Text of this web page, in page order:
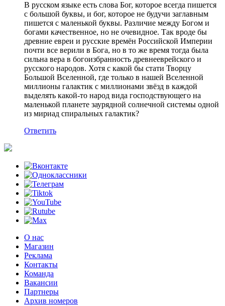
В русском языке есть слова Бог, которое всегда пишется
с большой буквы, и бог, которое не будучи заглавным
пишется с маленькой буквы. Различие между Богом и
богами качественное, но не очевидное. Так вроде бы
древние евреи и русские времён Российской Империи
почти все верили в Бога, но в то же время тогда была
сильна вера в богоизбранность древнееврейского и
русского народов. Хотя с какой бы стати Творцу
Большой Вселенной, где только в нашей Вселенной
миллионы галактик с миллионами звёзд в каждой
выделять какой-то народ вида господствующего на
маленькой планете заурядной солнечной системы одной
из мириад спиральных галактик?
Ответить
О нас
Магазин
Реклама
Контакты
Команда
Вакансии
Партнеры
Архив номеров